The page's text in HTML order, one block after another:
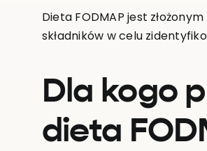
Dieta FODMAP jest
składników w celu
Dla kogo
dieta